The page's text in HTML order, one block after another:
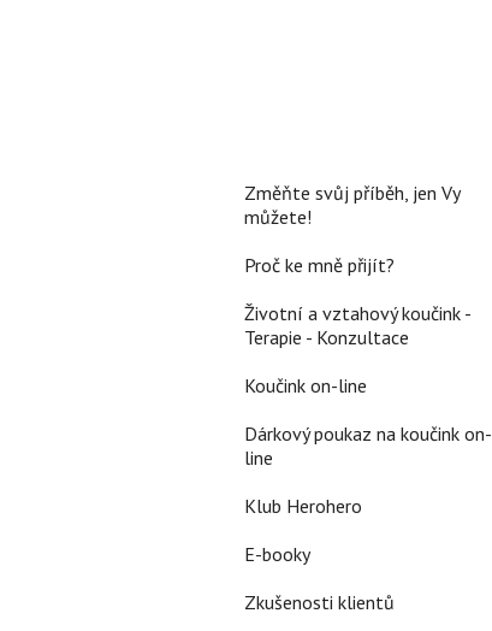
Změňte svůj příběh, jen Vy
můžete!
Proč ke mně přijít?
Životní a vztahový koučink -
Terapie - Konzultace
Koučink on-line
Dárkový poukaz na koučink on-
line
Klub Herohero
E-booky
Zkušenosti klientů